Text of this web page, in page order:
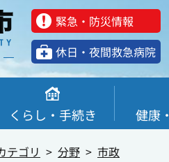
緊急・防災情報
休⽇・夜間救急病院
くらし・手続き 健康
テゴリ 分野
市政